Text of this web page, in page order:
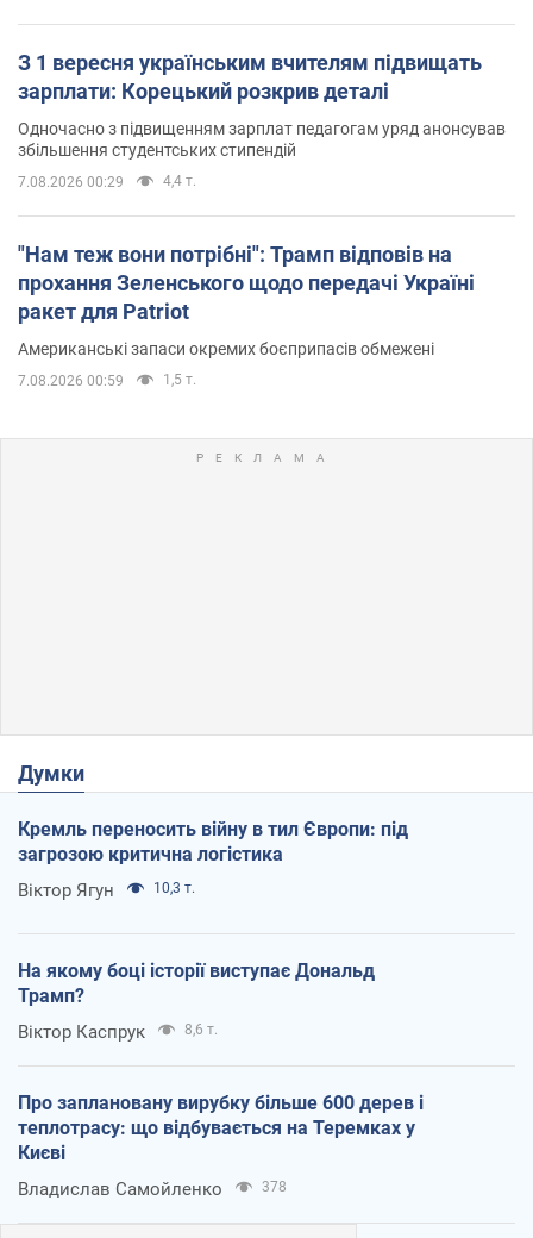
З 1 вересня українським вчителям підвищать
зарплати: Корецький розкрив деталі
Одночасно з підвищенням зарплат педагогам уряд анонсував
збільшення студентських стипендій
7.08.2026 00:29 4,4 т.
"Нам теж вони потрібні": Трамп відповів на
прохання Зеленського щодо передачі Україні
ракет для Patriot
Американські запаси окремих боєприпасів обмежені
7.08.2026 00:59 1,5 т.
Думки
Кремль переносить війну в тил Європи: під
загрозою критична логістика
Віктор Ягун 10,3 т.
На якому боці історії виступає Дональд
Трамп?
Віктор Каспрук 8,6 т.
Про заплановану вирубку більше 600 дерев і
теплотрасу: що відбувається на Теремках у
Києві
Владислав Самойленко 378